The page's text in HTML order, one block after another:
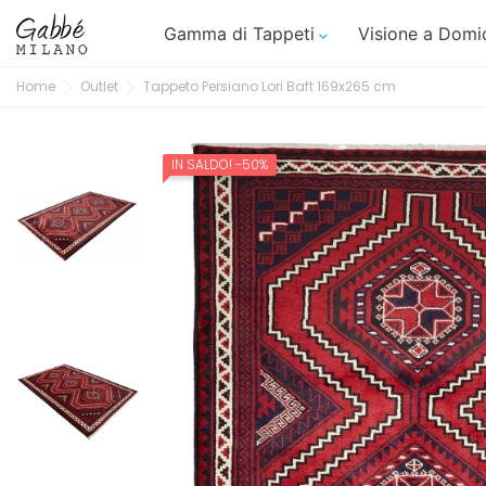
Gamma di Tappeti  Visione a
Home Outlet Tappeto Persiano Lori Baft 169x265 cm
IN SALDO! -50%